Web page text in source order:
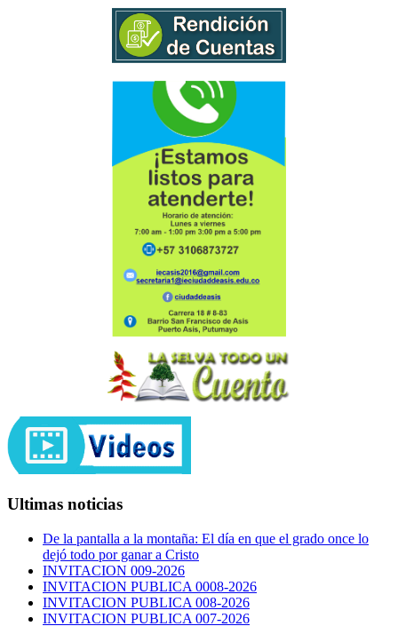
Ultimas noticias
De la pantalla a la montaña: El día en que el grado once lo
dejó todo por ganar a Cristo
INVITACION 009-2026
INVITACION PUBLICA 0008-2026
INVITACION PUBLICA 008-2026
INVITACION PUBLICA 007-2026